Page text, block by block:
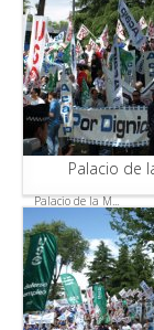
Palacio de
Palacio de la M...